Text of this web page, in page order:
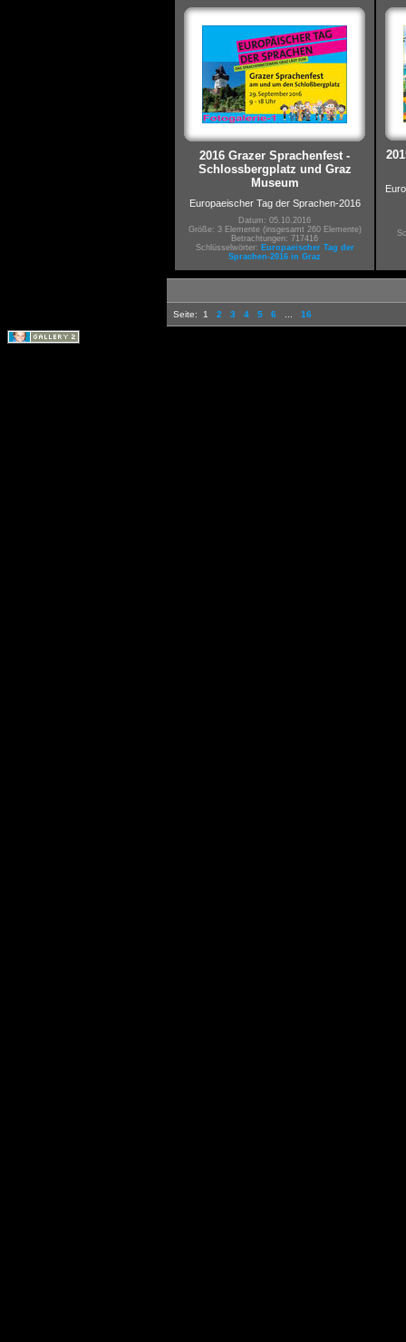
2016 Grazer Sprachenfest -
Schlossbergplatz und Graz
Museum
Europaeischer Tag der Sprachen-2016
Datum: 05.10.2016
Größe: 3 Elemente (insgesamt 260 Elemente)
Betrachtungen: 717416
Schlüsselwörter: Europaeischer Tag der
Sprachen-2016 in Graz
Seite: 1 2 3 4 5 6 16